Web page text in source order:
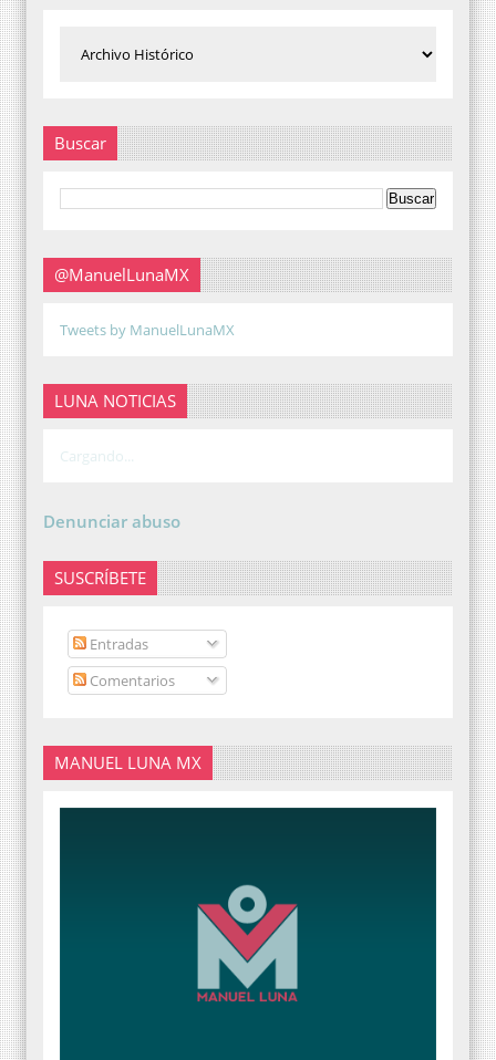
Buscar
@ManuelLunaMX
Tweets by ManuelLunaMX
LUNA NOTICIAS
Cargando...
Denunciar abuso
SUSCRÍBETE
Entradas
Comentarios
MANUEL LUNA MX